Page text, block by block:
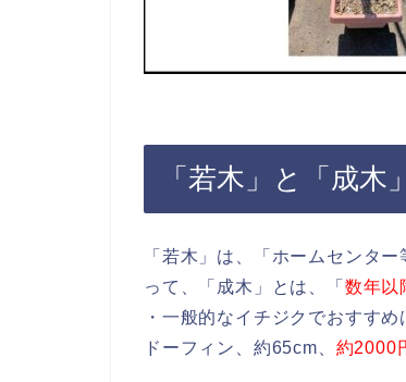
「若木」と「成
「若木」は、「ホームセンタ
って、「成木」とは、「 数年以
・一般的なイチジクでおすす
ドーフィン、約65cm、 約2000